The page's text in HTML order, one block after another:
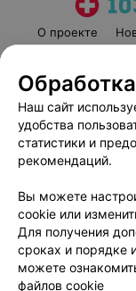
О проекте
Наш сайт
удобства
статистики и
рекомендаций.
Вы можете
cookie или
Для получения
сроках и порядке
можете
файлов cookie